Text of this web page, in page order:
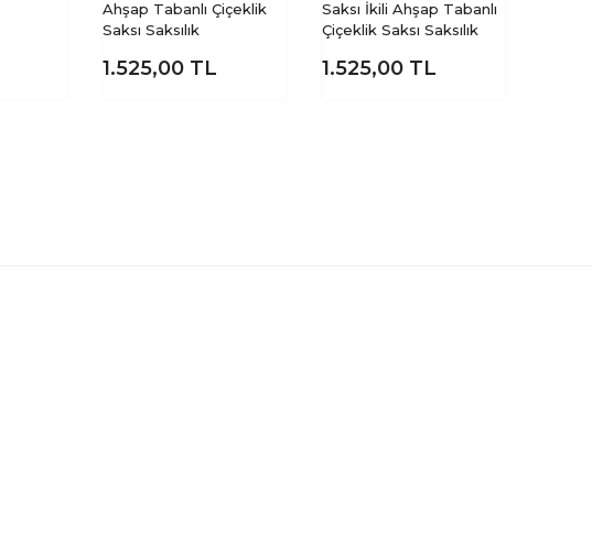
Ahşap Tabanlı Çiçeklik
Saksı Saksılık
1.525,00 TL
Saksı İkili Ahşap Tabanlı
Çiçeklik Saksı Saksılık
1.525,00 TL